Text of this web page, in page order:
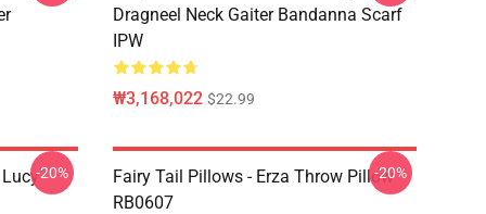
Dragneel Neck Gaiter Bandanna Scarf
IPW
₩3,168,022 $22.99
-20%
Fairy Tail Pillows - Erza Throw Pillow
RB0607
-20%